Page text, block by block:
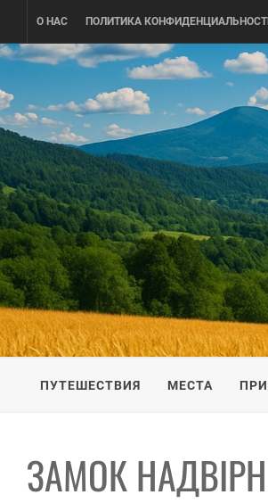
content
О НАС ПОЛИТИКА
ПУТЕШЕСТВИЕ ПО УКРАИНЕ
ПУТЕШЕСТВИЯ МЕСТА
ЗАМОК